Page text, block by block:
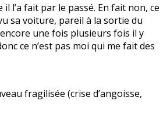
l’a fait par le passé. En fait non, ce
sa voiture, pareil à la sortie du
une fois plusieurs fois il y
ce n’est pas moi qui me fait des
fragilisée (crise d’angoisse,